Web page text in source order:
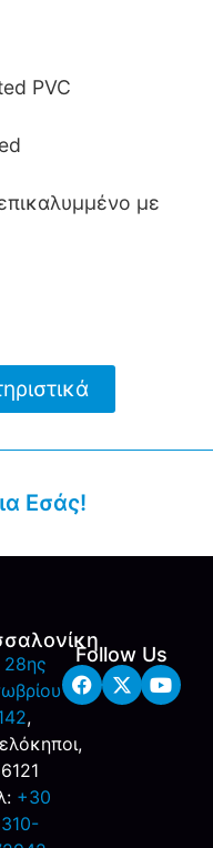
PVC
με
Εσάς!
28ης
,
+30
Follow Us